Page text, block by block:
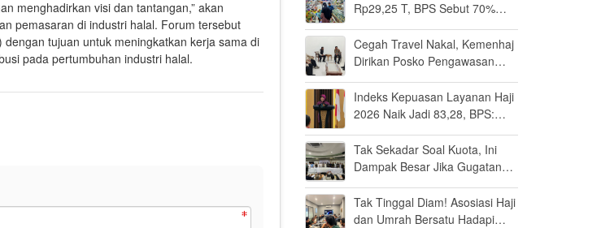
menghadirkan visi dan tantangan,” akan
pemasaran di industri halal. Forum tersebut
tujuan untuk meningkatkan kerja sama di
pada pertumbuhan industri halal.
Rp29,25 T, BPS Sebut 70%
Saudi
Cegah Travel Nakal, Kemenhaj
Dirikan Posko Pengawasan
Indeks Kepuasan Layanan Haji
2026 Naik Jadi 83,28, BPS:
Tak Sekadar Soal Kuota, Ini
Dampak Besar Jika Gugatan
Tak Tinggal Diam! Asosiasi Haji
dan Umrah Bersatu Hadapi